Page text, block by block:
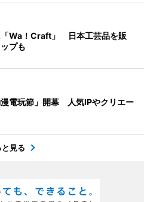
「Wa！Craft」 日本工芸品を販
プも
電玩節」開幕 人気IPやクリエー
と見る